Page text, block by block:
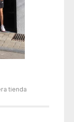
tienda